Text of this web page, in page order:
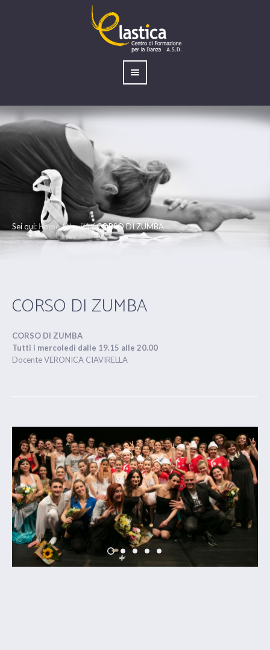
Sei qui:Home/Novità/CORSO DI ZUMBA
CORSO DI ZUMBA
CORSO DI ZUMBA
Tutti i mercoledì dalle 19.15 alle 20.00
Docente VERONICA CIAVIRELLA